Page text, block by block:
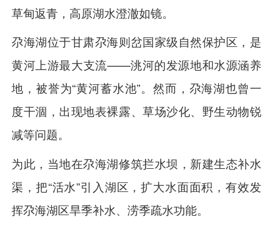
草甸返青，高原湖水澄澈如镜。
尕海湖位于甘肃尕海则岔国家级自然保护区，是
黄河上游最大支流——洮河的发源地和水源涵养
地，被誉为“黄河蓄水池”。然而，尕海湖也曾一
度干涸，出现地表裸露、草场沙化、野生动物锐
减等问题。
为此，当地在尕海湖修筑拦水坝，新建生态补水
渠，把“活水”引入湖区，扩大水面面积，有效发
挥尕海湖区旱季补水、涝季疏水功能。